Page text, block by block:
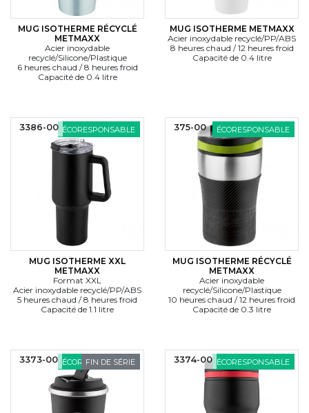
MUG ISOTHERME RÉCYCLÉ
METMAXX
Acier inoxydable
recyclé/Silicone/Plastique
6 heures chaud / 8 heures froid
Capacité de 0.4 litre
MUG ISOTHERME METMAXX
Acier inoxydable recyclé/PP/ABS
8 heures chaud / 12 heures froid
Capacité de 0.4 litre
ÉCORESPONSABLE
MUG ISOTHERME XXL
METMAXX
Format XXL
Acier inoxydable recyclé/PP/ABS
5 heures chaud / 8 heures froid
Capacité de 1.1 litre
3386-00 ÉCORESPONSABLE
MUG ISOTHERME RÉCYCLÉ
METMAXX
Acier inoxydable
recyclé/Silicone/Plastique
10 heures chaud / 12 heures froid
Capacité de 0.3 litre
375-00
ÉCORESPONSABLE
FIN DE SÉRIE
3373-00 ÉCORESPONSABLE
3374-00